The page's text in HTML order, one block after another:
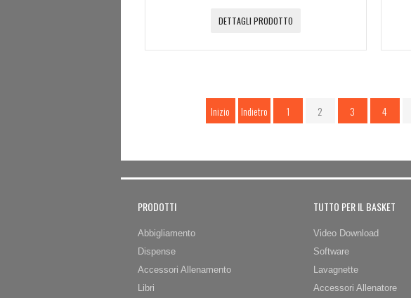
DETTAGLI PRODOTTO
Inizio Indietro 1 2 3 4
PRODOTTI
Abbigliamento
Dispense
Accessori Allenamento
Libri
TUTTO PER IL BASKET
Video Download
Software
Lavagnette
Accessori Allenatore